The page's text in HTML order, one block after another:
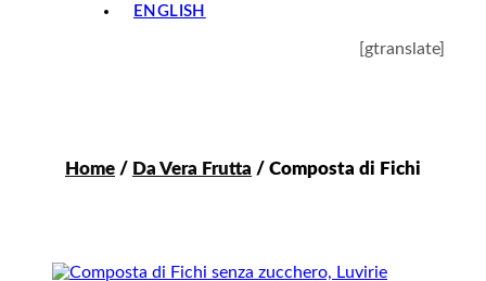
ENGLISH
[gtranslate]
Home / Da Vera Frutta / Composta di Fichi